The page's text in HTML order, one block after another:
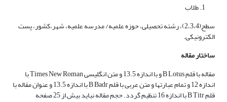
طلاب
سطح(2،3،4)، رشته تحصیلی، حوزه علمیه/ مدرسه علمیه، شهر،کشور، پست
الکترونیکی.
ساختار مقاله
مقاله با قلم B Lotus و با اندازه 13.5 و متن انگلیسی Times New Roman با
اندازه 12 و تمام عبارتها و متن عربی با قلم B Badr با اندازه 13.5 و عنوان مقاله با
قلم B Titr با اندازه 16 تنظیم گردد. حجم مقاله نباید بیش از 25 صفحه